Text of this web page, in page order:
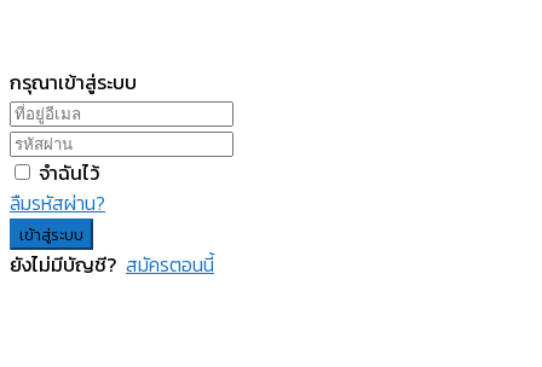
กรุณาเข้าสู่ระบบ
จำฉันไว้
ลืมรหัสผ่าน?
เข้าสู่ระบบ
ยังไม่มีบัญชี? สมัครตอนนี้